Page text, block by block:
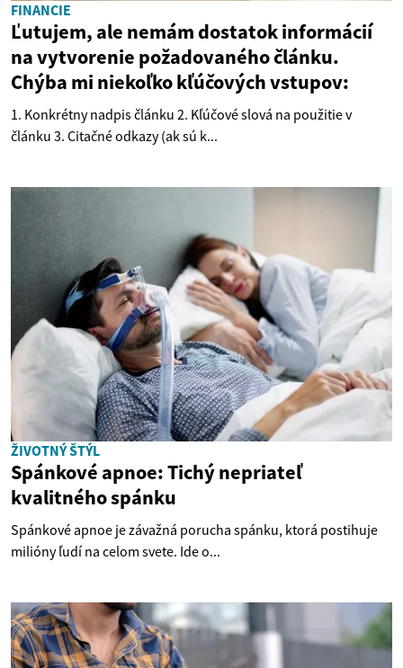
FINANCIE
Ľutujem, ale nemám dostatok informácií
na vytvorenie požadovaného článku.
Chýba mi niekoľko kľúčových vstupov:
1. Konkrétny nadpis článku 2. Kľúčové slová na použitie v
článku 3. Citačné odkazy (ak sú k...
ŽIVOTNÝ ŠTÝL
Spánkové apnoe: Tichý nepriateľ
kvalitného spánku
Spánkové apnoe je závažná porucha spánku, ktorá postihuje
milióny ľudí na celom svete. Ide o...